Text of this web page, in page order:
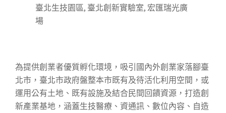
臺北生技園區, 臺北創新實驗室, 宏匯瑞光廣
場
為提供創業者優質孵化環境，吸引國內外創業家落腳臺
北市，臺北市政府盤整本市既有及待活化利用空間，或
運用公有土地、既有設施及結合民間回饋資源，打造創
新產業基地，涵蓋生技醫療、資通訊、數位內容、自造